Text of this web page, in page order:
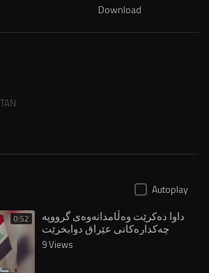
Download
Autoplay
0:52 داوا دەکرێت وەڵامدانەوەی گرووپە
چەکدارەکانی عێراق دوابخرێت
9 Views